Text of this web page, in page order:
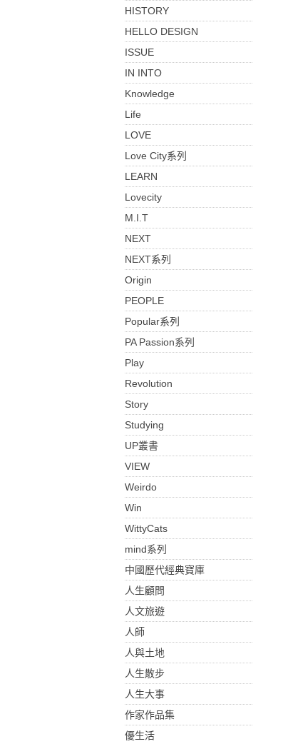
HISTORY
HELLO DESIGN
ISSUE
IN INTO
Knowledge
Life
LOVE
Love City系列
LEARN
Lovecity
M.I.T
NEXT
NEXT系列
Origin
PEOPLE
Popular系列
PA Passion系列
Play
Revolution
Story
Studying
UP叢書
VIEW
Weirdo
Win
WittyCats
mind系列
中國歷代經典寶庫
人生顧問
人文旅遊
人師
人與土地
人生散步
人生大事
作家作品集
優生活